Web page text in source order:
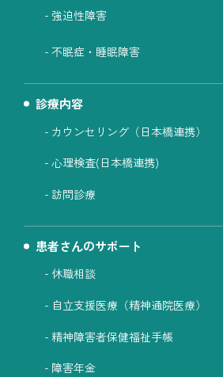
強迫性障害
不眠症・睡眠障害
診療内容
カウンセリング（日本橋連携）
心理検査(日本橋連携)
訪問診療
患者さんのサポート
休職相談
自立支援医療（精神通院医療）
精神障害者保健福祉手帳
障害年金